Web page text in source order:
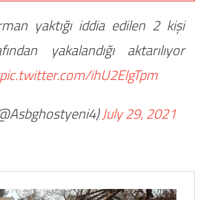
yaktığı iddia edilen 2 kişi
yakalandığı aktarılıyor
ihU2ElgTpm
July 29, 2021